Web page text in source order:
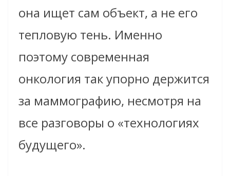
она ищет сам объект, а не его
тепловую тень. Именно
поэтому современная
онкология так упорно держится
за маммографию, несмотря на
все разговоры о «технологиях
будущего».